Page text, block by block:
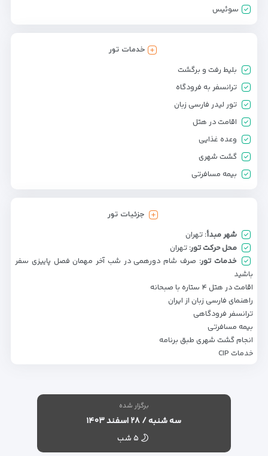
سوئیس
خدمات تور
بلیط رفت و برگشت
ترانسفر به فرودگاه
تور لیدر فارسی زبان
اقامت در هتل
وعده غذایی
گشت شهری
بیمه مسافرتی
جزئیات تور
شهر مبدأ: تهران
محل حرکت تور: تهران
خدمات تور: صرف شام دورهمی در شب آخر مهمان فصل پاییزی سفر
باشید
اقامت در هتل ۴ ستاره با صبحانه
راهنمای فارسی زبان از ایران
ترانسفر فرودگاهی
بیمه مسافرتی
انجام گشت شهری طبق برنامه
خدمات CIP
برگزار شده
سه شنبه / ۲۸ اسفند ۱۴۰۳
۵ شب